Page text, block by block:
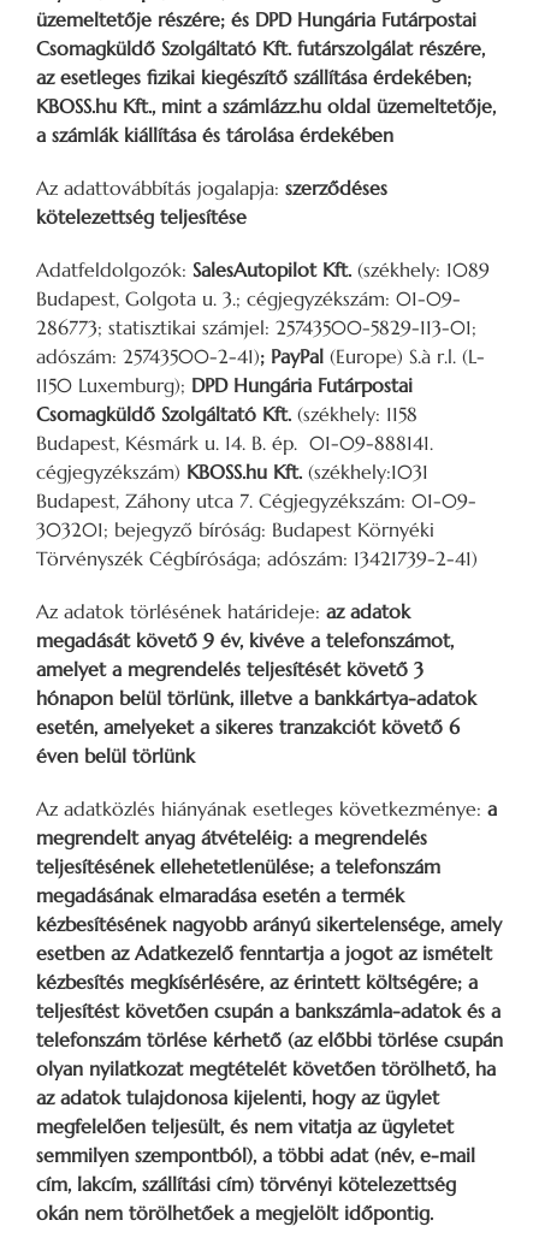
üzemeltetője részére; és DPD Hungária Futárpostai
Csomagküldő Szolgáltató Kft. futárszolgálat részére,
az esetleges fizikai kiegészítő szállítása érdekében;
KBOSS.hu Kft., mint a számlázz.hu oldal üzemeltetője,
a számlák kiállítása és tárolása érdekében
Az adattovábbítás jogalapja: szerződéses
kötelezettség teljesítése
Adatfeldolgozók: SalesAutopilot Kft. (székhely: 1089
Budapest, Golgota u. 3.; cégjegyzékszám: 01-09-
286773; statisztikai számjel: 25743500-5829-113-01;
adószám: 25743500-2-41); PayPal (Europe) S.à r.l. (L-
1150 Luxemburg); DPD Hungária Futárpostai
Csomagküldő Szolgáltató Kft. (székhely: 1158
Budapest, Késmárk u. 14. B. ép. 01-09-888141.
cégjegyzékszám) KBOSS.hu Kft. (székhely:1031
Budapest, Záhony utca 7. Cégjegyzékszám: 01-09-
303201; bejegyző bíróság: Budapest Környéki
Törvényszék Cégbírósága; adószám: 13421739-2-41)
Az adatok törlésének határideje: az adatok
megadását követő 9 év, kivéve a telefonszámot,
amelyet a megrendelés teljesítését követő 3
hónapon belül törlünk, illetve a bankkártya-adatok
esetén, amelyeket a sikeres tranzakciót követő 6
éven belül törlünk
Az adatközlés hiányának esetleges következménye: a
megrendelt anyag átvételéig: a megrendelés
teljesítésének ellehetetlenülése; a telefonszám
megadásának elmaradása esetén a termék
kézbesítésének nagyobb arányú sikertelensége, amely
esetben az Adatkezelő fenntartja a jogot az ismételt
kézbesítés megkísérlésére, az érintett költségére; a
teljesítést követően csupán a bankszámla-adatok és a
telefonszám törlése kérhető (az előbbi törlése csupán
olyan nyilatkozat megtételét követően törölhető, ha
az adatok tulajdonosa kijelenti, hogy az ügylet
megfelelően teljesült, és nem vitatja az ügyletet
semmilyen szempontból), a többi adat (név, e-mail
cím, lakcím, szállítási cím) törvényi kötelezettség
okán nem törölhetőek a megjelölt időpontig.